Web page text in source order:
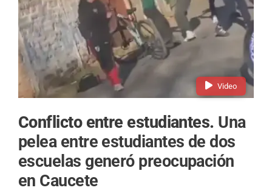
Video
Conflicto entre estudiantes. Una
pelea entre estudiantes de dos
escuelas generó preocupación
en Caucete